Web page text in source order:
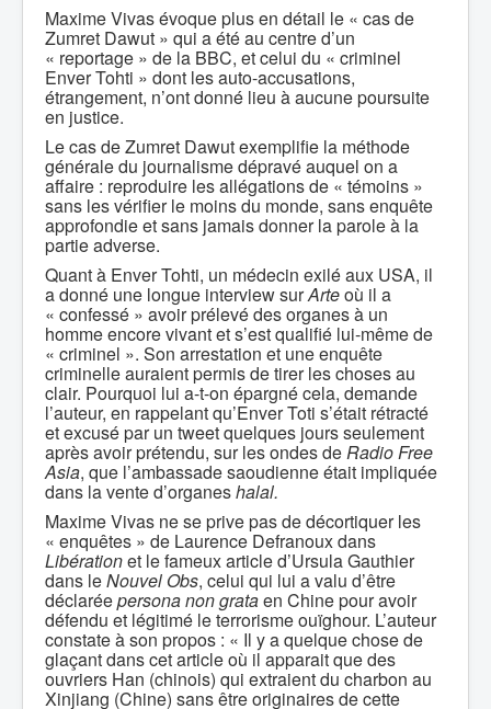
Maxime Vivas évoque plus en détail le « cas de
Zumret Dawut » qui a été au centre d’un
« reportage » de la BBC, et celui du « criminel
Enver Tohti » dont les auto-accusations,
étrangement, n’ont donné lieu à aucune poursuite
en justice.
Le cas de Zumret Dawut exemplifie la méthode
générale du journalisme dépravé auquel on a
affaire : reproduire les allégations de « témoins »
sans les vérifier le moins du monde, sans enquête
approfondie et sans jamais donner la parole à la
partie adverse.
Quant à Enver Tohti, un médecin exilé aux USA, il
a donné une longue interview surArteoù il a
« confessé » avoir prélevé des organes à un
homme encore vivant et s’est qualifié lui-même de
« criminel ». Son arrestation et une enquête
criminelle auraient permis de tirer les choses au
clair. Pourquoi lui a-t-on épargné cela, demande
l’auteur, en rappelant qu’Enver Toti s’était rétracté
et excusé par un tweet quelques jours seulement
après avoir prétendu, sur les ondes deRadio Free
Asia, que l’ambassade saoudienne était impliquée
dans la vente d’organeshalal.
Maxime Vivas ne se prive pas de décortiquer les
« enquêtes » de Laurence Defranoux dans
Libérationet le fameux article d’Ursula Gauthier
dans leNouvel Obs, celui qui lui a valu d’être
déclaréepersona non grataen Chine pour avoir
défendu et légitimé le terrorisme ouïghour. L’auteur
constate à son propos : « Il y a quelque chose de
glaçant dans cet article où il apparait que des
ouvriers Han (chinois) qui extraient du charbon au
Xinjiang (Chine) sans être originaires de cette